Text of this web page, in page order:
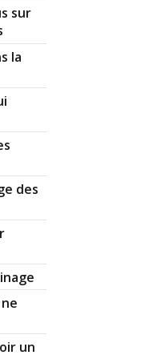
CONTRIBUTEUR
semble que pour
frein avec un
valise diagnostic et
votre mécano
si c'est le cas...
CONTRIBUTEUR
! Comme on dit dans le
partie) "celui qui
en espérant que
cher. 👍✌🏿🤞
: Merci beaucoup
car un ABS qui
sur
la
des
un